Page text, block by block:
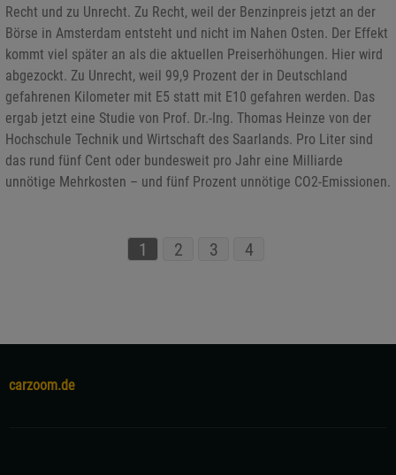
Recht und zu Unrecht. Zu Recht, weil der Benzinpreis jetzt an der
Börse in Amsterdam entsteht und nicht im Nahen Osten. Der Effekt
kommt viel später an als die aktuellen Preiserhöhungen. Hier wird
abgezockt. Zu Unrecht, weil 99,9 Prozent der in Deutschland
gefahrenen Kilometer mit E5 statt mit E10 gefahren werden. Das
ergab jetzt eine Studie von Prof. Dr.-Ing. Thomas Heinze von der
Hochschule Technik und Wirtschaft des Saarlands. Pro Liter sind
das rund fünf Cent oder bundesweit pro Jahr eine Milliarde
unnötige Mehrkosten – und fünf Prozent unnötige CO2-Emissionen.
1 2 3 4
carzoom.de